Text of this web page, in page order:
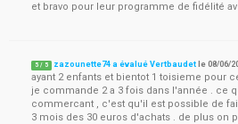
et bravo pour leur programme de fidélité
5 / 5 zazounette74 a évalué Vertbaudet le08/06/
ayant 2 enfants et bientot 1 toisieme pour
je commande 2 a 3 fois dans l'année . ce
commercant , c'est qu'il est possible de
3 mois des 30 euros d'achats . de plus on